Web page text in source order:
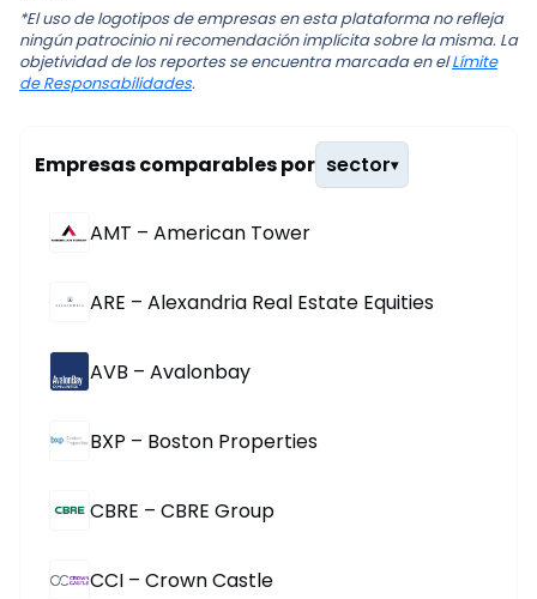
*El uso de logotipos de empresas en esta plataforma no refleja
ningún patrocinio ni recomendación implícita sobre la misma. La
objetividad de los reportes se encuentra marcada en elLímite
de Responsabilidades.
Empresas comparables por sector▾
AMT – American Tower
ARE – Alexandria Real Estate Equities
AVB – Avalonbay
BXP – Boston Properties
CBRE – CBRE Group
CCI – Crown Castle